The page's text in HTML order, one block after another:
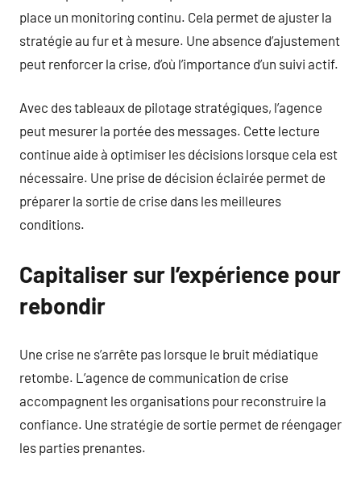
place un monitoring continu. Cela permet de ajuster la
stratégie au fur et à mesure. Une absence d’ajustement
peut renforcer la crise, d’où l’importance d’un suivi actif.
Avec des tableaux de pilotage stratégiques, l’agence
peut mesurer la portée des messages. Cette lecture
continue aide à optimiser les décisions lorsque cela est
nécessaire. Une prise de décision éclairée permet de
préparer la sortie de crise dans les meilleures
conditions.
Capitaliser sur l’expérience pour
rebondir
Une crise ne s’arrête pas lorsque le bruit médiatique
retombe. L’agence de communication de crise
accompagnent les organisations pour reconstruire la
confiance. Une stratégie de sortie permet de réengager
les parties prenantes.